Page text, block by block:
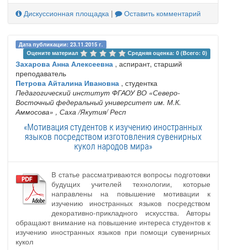
Дискуссионная площадка | Оставить комментарий
Дата публикации: 23.11.2015 г.
Оцените материал
Средняя оценка: 0 (Всего: 0)
Захарова Анна Алексеевна , аспирант, старший
преподаватель
Петрова Айталина Ивановна , студентка
Педагогический институт ФГАОУ ВО «Северо-
Восточный федеральный университет им. М.К.
Аммосова» , Саха /Якутия/ Респ
«Мотивация студентов к изучению иностранных
языков посредством изготовления сувенирных
кукол народов мира»
В статье рассматриваются вопросы подготовки
будущих учителей технологии, которые
направлены на повышение мотивации к
изучению иностранных языков посредством
декоративно-прикладного искусства. Авторы
обращают внимание на повышение интереса студентов к
изучению иностранных языков при помощи сувенирных
кукол